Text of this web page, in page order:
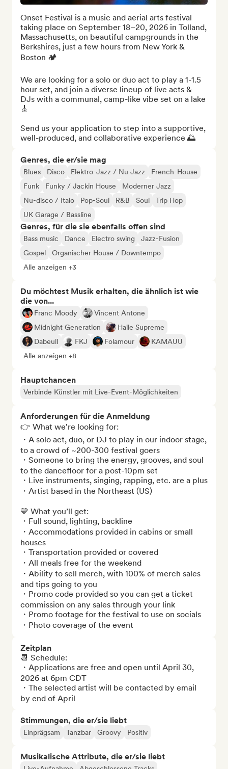
Onset Festival is a music and aerial arts festival
taking place on September 18–20, 2026 in Tolland,
Massachusetts, on beautiful campgrounds in the
Berkshires, just a few hours from New York &
Boston 🏕️
We are looking for a solo or duo act to play a 1-1.5
hour set, and join a diverse lineup of live acts &
DJs with a communal, camp-like vibe set on a lake
🎸
Send us your application to step into a supportive,
well-produced, and collaborative experience 🌅
Genres, die er/sie mag
Blues Disco Elektro-Jazz / Nu Jazz
French-House
Funk
Funky / Jackin House
Moderner Jazz
Nu-disco / Italo
Pop-Soul R&B Soul
Trip Hop
UK Garage / Bassline
Genres, für die sie ebenfalls offen sind
Bass music Dance Electro swing
Jazz-Fusion
Gospel
Organischer House / Downtempo
Alle anzeigen +3
Du möchtest Musik erhalten, die ähnlich ist wie
die von...
Franc Moody
Vincent Antone
Midnight Generation
Haile Supreme
Dabeull
FKJ Folamour
KAMAUU
Alle anzeigen +8
Hauptchancen
Verbinde Künstler mit Live-Event-Möglichkeiten
Anforderungen für die Anmeldung
👉 What we're looking for:
・A solo act, duo, or DJ to play in our indoor stage,
to a crowd of ~200-300 festival goers
・Someone to bring the energy, grooves, and soul
to the dancefloor for a post-10pm set
・Live instruments, singing, rapping, etc. are a plus
・Artist based in the Northeast (US)
💛 What you’ll get:
・⁠Full sound, lighting, backline
・Accommodations provided in cabins or small
houses
・Transportation provided or covered
・All meals free for the weekend
・⁠Ability to sell merch, with 100% of merch sales
and tips going to you
・⁠Promo code provided so you can get a ticket
commission on any sales through your link
・Promo footage for the festival to use on socials
・Photo coverage of the event
Zeitplan
📆 Schedule:
・Applications are free and open until April 30,
2026 at 6pm CDT
・The selected artist will be contacted by email
by end of April
Stimmungen, die er/sie liebt
Einprägsam Tanzbar Groovy Positiv
Musikalische Attribute, die er/sie liebt